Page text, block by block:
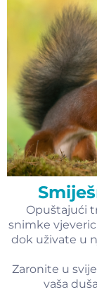
Opuštajući
snimke
dok uživate u
Zaronite u
vaša